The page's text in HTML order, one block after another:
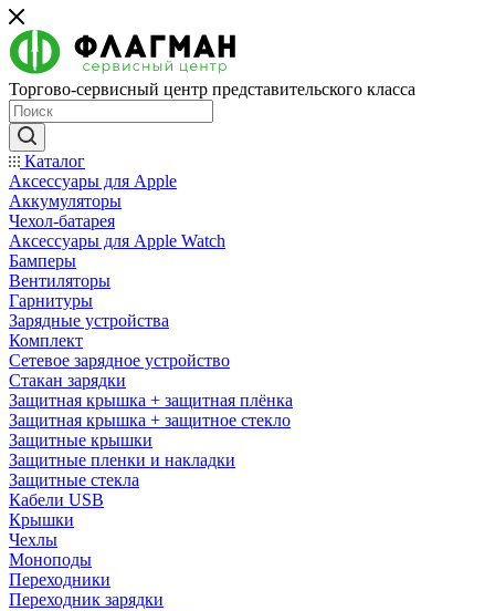
Торгово-сервисный центр представительского класса
Каталог
Аксессуары для Apple
Аккумуляторы
Чехол-батарея
Аксессуары для Apple Watch
Бамперы
Вентиляторы
Гарнитуры
Зарядные устройства
Комплект
Сетевое зарядное устройство
Стакан зарядки
Защитная крышка + защитная плёнка
Защитная крышка + защитное стекло
Защитные крышки
Защитные пленки и накладки
Защитные стекла
Кабели USB
Крышки
Чехлы
Моноподы
Переходники
Переходник зарядки